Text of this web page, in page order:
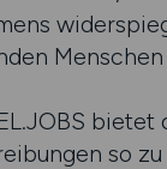
so